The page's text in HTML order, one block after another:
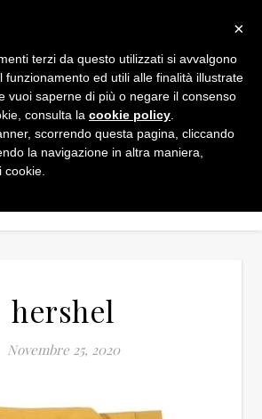
hershel
Novembre 25, 2020
×
terzi da questo utilizzati si avvalgono
funzionamento ed utili alle finalità illustrate
vuoi saperne di più o negare il consenso
consulta la cookie policy
scorrendo questa pagina, cliccando
la navigazione in altra maniera,
cookie.